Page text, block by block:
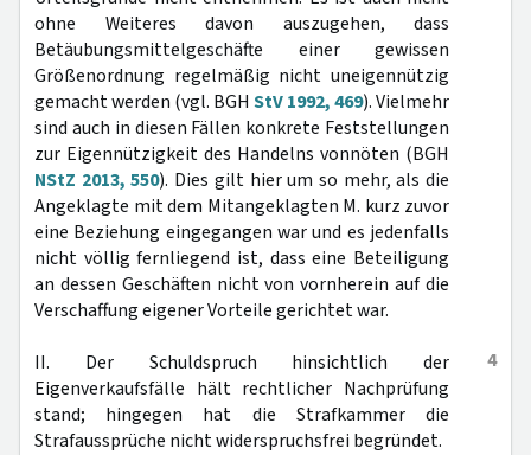
ohne Weiteres davon auszugehen, dass
Betäubungsmittelgeschäfte einer gewissen
Größenordnung regelmäßig nicht uneigennützig
gemacht werden (vgl. BGH StV 1992, 469). Vielmehr
sind auch in diesen Fällen konkrete Feststellungen
zur Eigennützigkeit des Handelns vonnöten (BGH
NStZ 2013, 550). Dies gilt hier um so mehr, als die
Angeklagte mit dem Mitangeklagten M. kurz zuvor
eine Beziehung eingegangen war und es jedenfalls
nicht völlig fernliegend ist, dass eine Beteiligung
an dessen Geschäften nicht von vornherein auf die
Verschaffung eigener Vorteile gerichtet war.
4
II. Der Schuldspruch hinsichtlich der
Eigenverkaufsfälle hält rechtlicher Nachprüfung
stand; hingegen hat die Strafkammer die
Strafaussprüche nicht widerspruchsfrei begründet.